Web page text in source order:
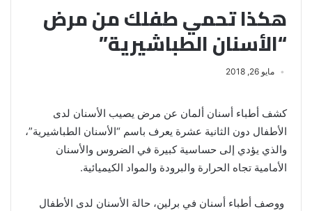
هكذا تحمي طفلك من مرض
“الأسنان الطباشيرية”
مايو 26, 2018
كشف أطباء أسنان ألمان عن مرض يصيب الأسنان لدى
الأطفال دون الثانية عشرة يعرف باسم “الأسنان الطباشيرية”،
والذي يؤدي إلى حساسية كبيرة في الضروس والأسنان
الأمامية تجاه الحرارة والبرودة والمواد الكيميائية.
ووصف أطباء أسنان في برلين، حالة الأسنان لدى الأطفال